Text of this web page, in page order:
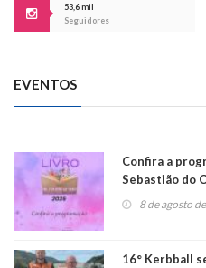
53,6 mil
Seguidores
EVENTOS
Confira a
Sebastião do
8 de agosto
16° Kerbball